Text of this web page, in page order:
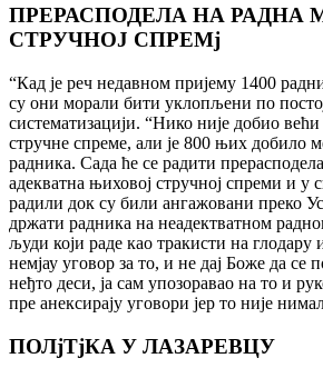
ПРЕРАСПОДЕЛА НА РАДНА
СТРУЧНОЈ СПРЕМj
“Кад jе реч недавном приjему 1400
су они морали бити уклопљени по
систематизациjи. “Нико ниjе добио
стручне спреме, али jе 800 њих добило
радника. Сада ће се радити
адекватна њиховоj стручноj спреми и у
радили док су били ангажовани преко
држати радника на неадектватном
људи коjи раде као тракисти на глодару
немjау уговор за то, и не даj Боже да се
неђто деси, jа сам упозоравао на то и
пре анексираjу уговори jер то ниjе
ПОЛjТjКА У ЛАЗАРЕВЦУ